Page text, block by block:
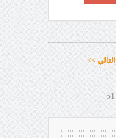
التالي >>